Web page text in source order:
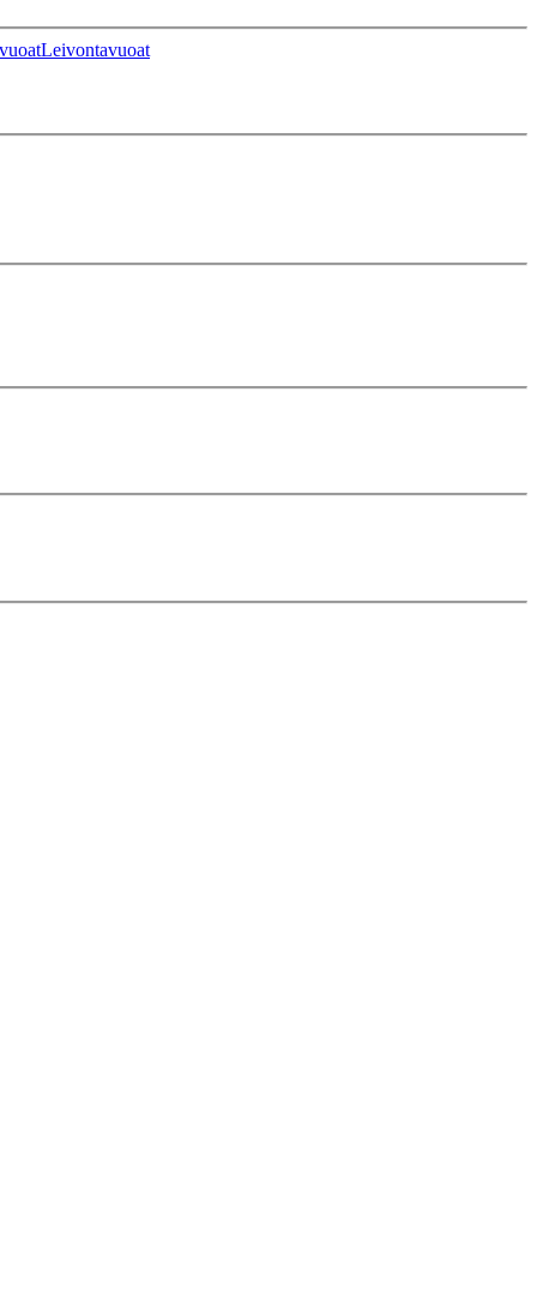
Leivontavuoat